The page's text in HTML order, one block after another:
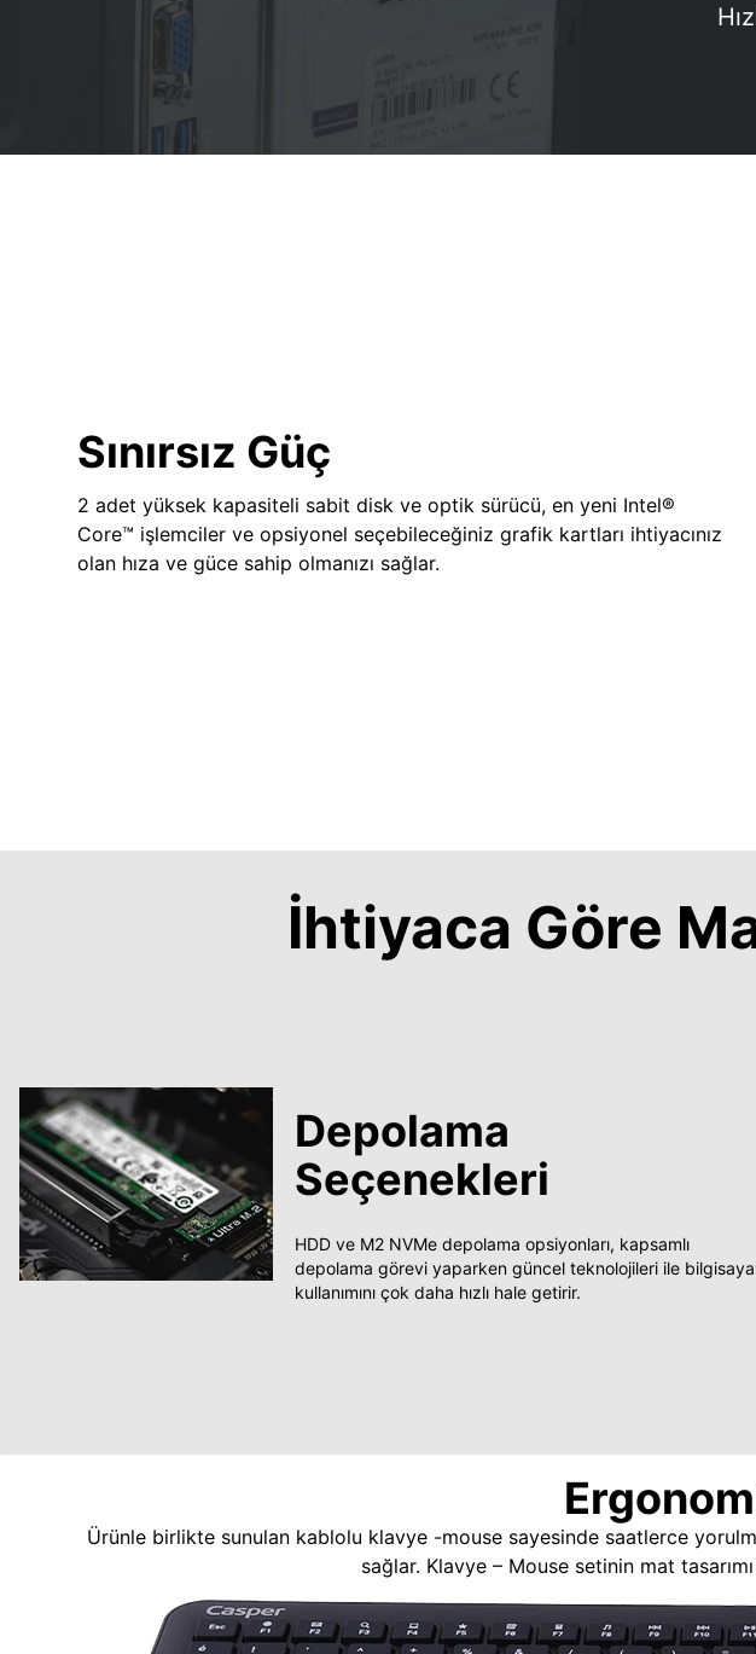
Sınırsız Güç
2 adet yüksek kapasiteli sabit disk ve optik sürücü, en yeni Intel®
Core™ işlemciler ve opsiyonel seçebileceğiniz grafik kartları ihtiyacınız
olan hıza ve güce sahip olmanızı sağlar.
İhtiyaca Göre
Depolama
Seçenekleri
HDD ve M2 NVMe depolama opsiyonları, kapsamlı
depolama görevi yaparken güncel teknolojileri ile
kullanımını çok daha hızlı hale getirir.
Ürünle birlikte sunulan kablolu klavye -mouse sayesinde saatlerce
sağlar. Klavye – Mouse setinin mat